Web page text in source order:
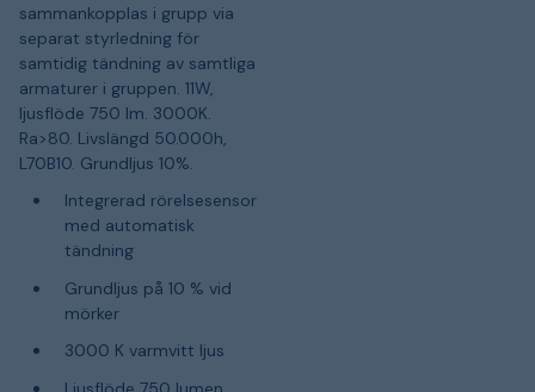
sammankopplas i grupp via
separat styrledning för
samtidig tändning av samtliga
armaturer i gruppen. 11W,
ljusflöde 750 lm. 3000K.
Ra>80. Livslängd 50.000h,
L70B10. Grundljus 10%.
Integrerad rörelsesensor
med automatisk
tändning
Grundljus på 10 % vid
mörker
3000 K varmvitt ljus